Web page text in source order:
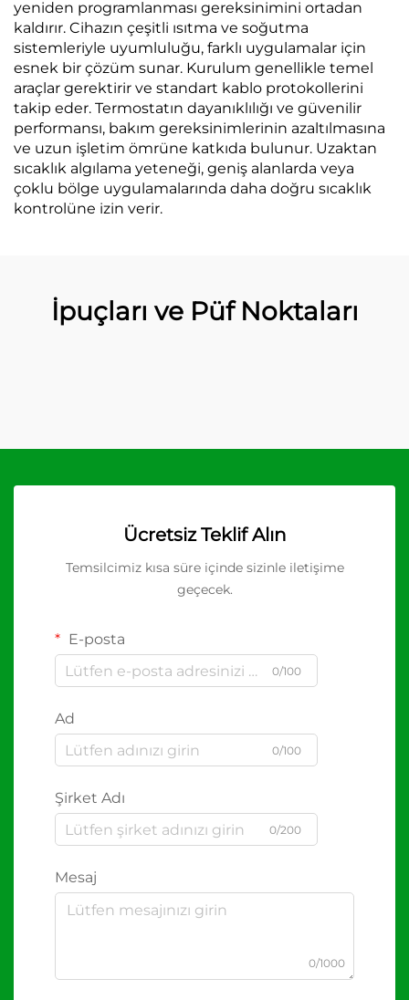
yeniden programlanması gereksinimini ortadan
kaldırır. Cihazın çeşitli ısıtma ve soğutma
sistemleriyle uyumluluğu, farklı uygulamalar için
esnek bir çözüm sunar. Kurulum genellikle temel
araçlar gerektirir ve standart kablo protokollerini
takip eder. Termostatın dayanıklılığı ve güvenilir
performansı, bakım gereksinimlerinin azaltılmasına
ve uzun işletim ömrüne katkıda bulunur. Uzaktan
sıcaklık algılama yeteneği, geniş alanlarda veya
çoklu bölge uygulamalarında daha doğru sıcaklık
kontrolüne izin verir.
İpuçları ve Püf Noktaları
Ücretsiz Teklif Alın
Temsilcimiz kısa süre içinde sizinle iletişime
geçecek.
E-posta
0/100
Ad
0/100
Şirket Adı
0/200
Mesaj
0/1000